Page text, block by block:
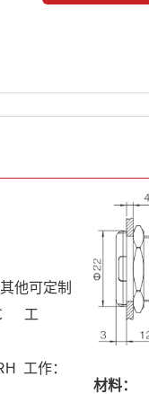
他可定制
工
工作：
材料：